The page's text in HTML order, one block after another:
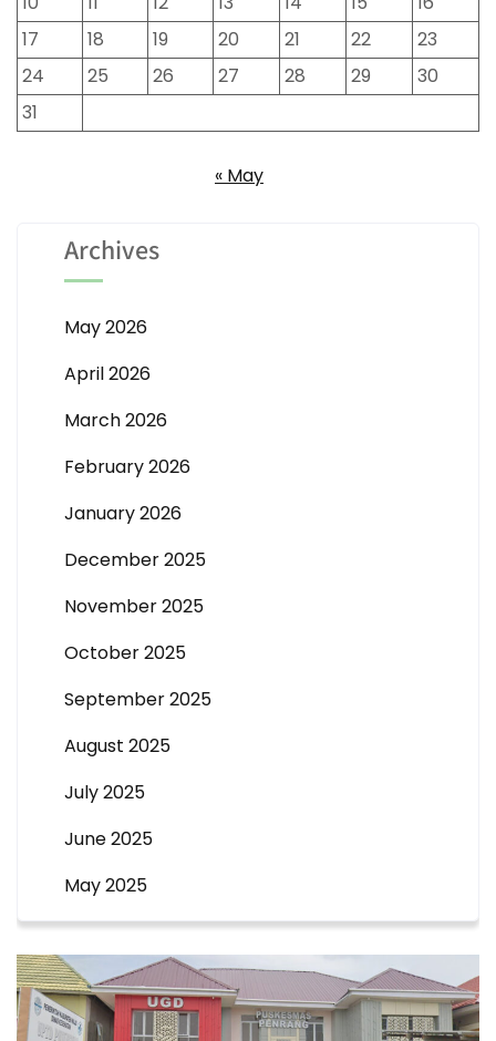
17
18 19 20 21 22
23
24
25 26 27 28 29
30
31
« May
Archives
May 2026
April 2026
March 2026
February 2026
January 2026
December 2025
November 2025
October 2025
September 2025
August 2025
July 2025
June 2025
May 2025